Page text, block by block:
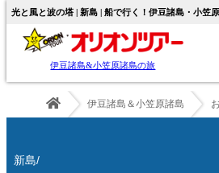
光と風と波の塔 | 新島 | 船で行く！伊豆諸島・小笠
伊豆諸島&小笠原諸島の旅
伊豆諸島＆小笠原諸島
新島/